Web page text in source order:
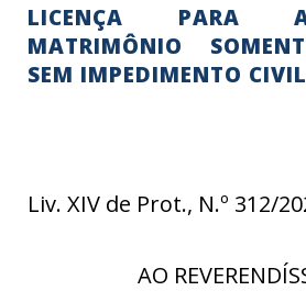
LICENÇA PARA
MATRIMÔNIO
SEM IMPEDIMENTO CIVIL
Liv. XIV de Prot., N.º 312/
AO